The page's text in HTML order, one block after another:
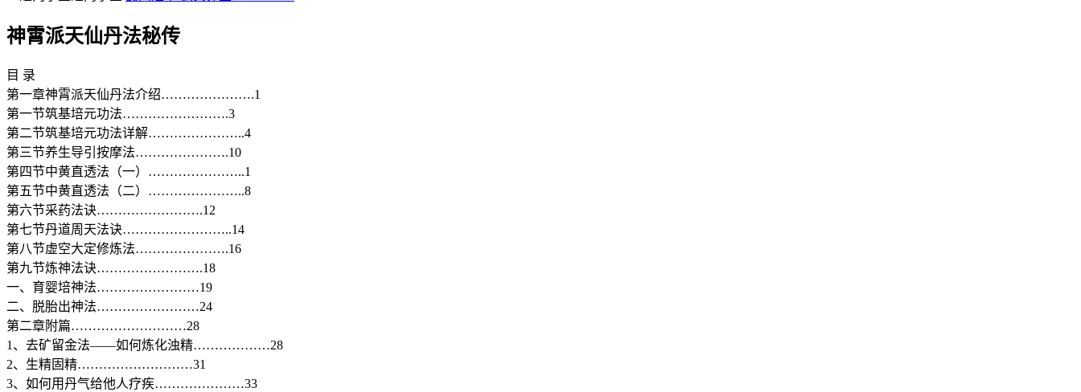
神霄派天仙丹法秘传
目 录
第一章神霄派天仙丹法介绍………………….1
第一节筑基培元功法…………………….3
第二节筑基培元功法详解…………………..4
第三节养生导引按摩法………………….10
第四节中黄直透法（一）…………………..1
第五节中黄直透法（二）…………………..8
第六节采药法诀…………………….12
第七节丹道周天法诀……………………..14
第八节虚空大定修炼法………………….16
第九节炼神法诀…………………….18
一、育婴培神法……………………19
二、脱胎出神法……………………24
第二章附篇………………………28
1、去矿留金法——如何炼化浊精………………28
2、生精固精………………………31
3、如何用丹气给他人疗疾…………………33